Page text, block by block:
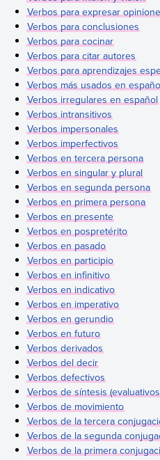
Verbos para expresar
Verbos para conclusiones
Verbos para cocinar
Verbos para citar autores
Verbos para aprendizajes
Verbos más usados en
Verbos irregulares en español
Verbos intransitivos
Verbos impersonales
Verbos imperfectivos
Verbos en tercera persona
Verbos en singular y plural
Verbos en segunda persona
Verbos en primera persona
Verbos en presente
Verbos en pospretérito
Verbos en pasado
Verbos en participio
Verbos en infinitivo
Verbos en indicativo
Verbos en imperativo
Verbos en gerundio
Verbos en futuro
Verbos derivados
Verbos del decir
Verbos defectivos
Verbos de síntesis
Verbos de movimiento
Verbos de la tercera
Verbos de la segunda
Verbos de la primera